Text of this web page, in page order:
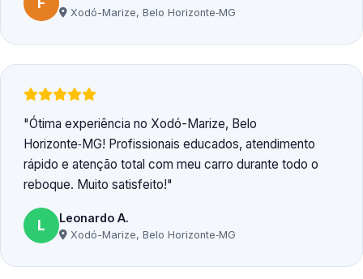
Xodó-Marize, Belo Horizonte‑MG
Ótima experiência no Xodó-Marize, Belo
Horizonte‑MG! Profissionais educados, atendimento
rápido e atenção total com meu carro durante todo o
reboque. Muito satisfeito!
L Leonardo A.
Xodó-Marize, Belo Horizonte‑MG